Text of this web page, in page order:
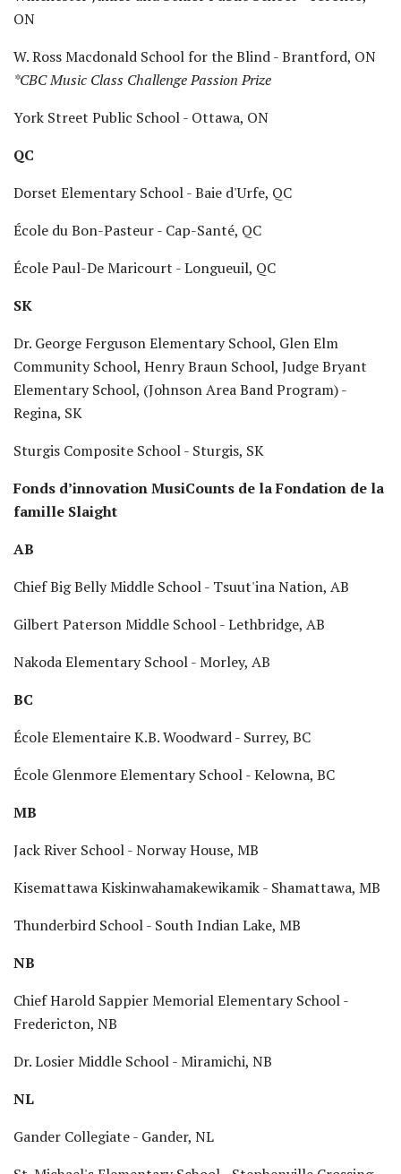
ON
W. Ross Macdonald School for the Blind - Brantford, ON
*CBC Music Class Challenge Passion Prize
York Street Public School - Ottawa, ON
QC
Dorset Elementary School - Baie d'Urfe, QC
École du Bon-Pasteur - Cap-Santé, QC
École Paul-De Maricourt - Longueuil, QC
SK
Dr. George Ferguson Elementary School, Glen Elm
Community School, Henry Braun School, Judge Bryant
Elementary School, (Johnson Area Band Program) -
Regina, SK
Sturgis Composite School - Sturgis, SK
Fonds d’innovation MusiCounts de la Fondation de la
famille Slaight
AB
Chief Big Belly Middle School - Tsuut'ina Nation, AB
Gilbert Paterson Middle School - Lethbridge, AB
Nakoda Elementary School - Morley, AB
BC
École Elementaire K.B. Woodward - Surrey, BC
École Glenmore Elementary School - Kelowna, BC
MB
Jack River School - Norway House, MB
Kisemattawa Kiskinwahamakewikamik - Shamattawa, MB
Thunderbird School - South Indian Lake, MB
NB
Chief Harold Sappier Memorial Elementary School -
Fredericton, NB
Dr. Losier Middle School - Miramichi, NB
NL
Gander Collegiate - Gander, NL